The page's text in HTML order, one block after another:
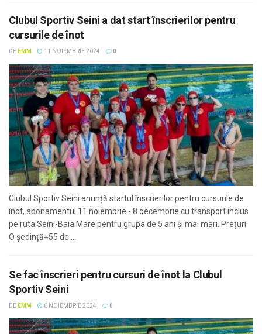
Clubul Sportiv Seini a dat start înscrierilor pentru
cursurile de înot
DE EMM 11 NOIEMBRIE 2024 0
Clubul Sportiv Seini anunță startul înscrierilor pentru cursurile de
înot, abonamentul 11 noiembrie - 8 decembrie cu transport inclus
pe ruta Seini-Baia Mare pentru grupa de 5 ani şi mai mari. Prețuri
O ședință=55 de ...
Se fac înscrieri pentru cursuri de înot la Clubul
Sportiv Seini
DE EMM 6 NOIEMBRIE 2024 0